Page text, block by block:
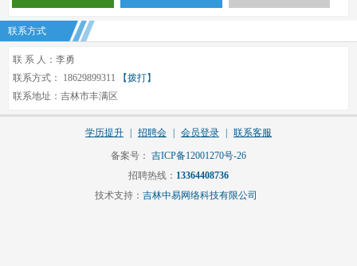
联系方式
联 系 人：李勇
联系方式： 18629899311
【拨打】
联系地址：吉林市丰满区
学历提升 招聘会 会员登录 联系客服
备案号： 吉ICP备12001270号-26
招聘热线： 13364408736
技术支持： 吉林中易网络科技有限公司